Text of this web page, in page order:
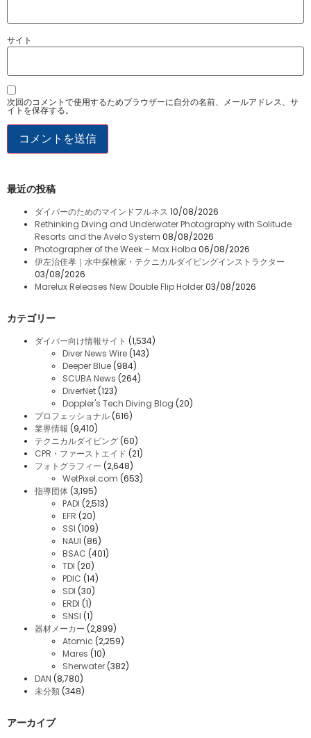
サイト
次回のコメントで使用するためブラウザーに自分の名前、メールアドレス、サ
イトを保存する。
最近の投稿
ダイバーのためのマインドフルネス 10/08/2026
Rethinking Diving and Underwater Photography with Solitude
Resorts and the Avelo System 08/08/2026
Photographer of the Week – Max Holba 06/08/2026
伊左治佳孝｜水中探検家・テクニカルダイビングインストラクター
03/08/2026
Marelux Releases New Double Flip Holder03/08/2026
カテゴリー
ダイバー向け情報サイト (1,534)
Diver News Wire (143)
Deeper Blue (984)
SCUBA News (264)
DiverNet (123)
Doppler's Tech Diving Blog (20)
プロフェッショナル (616)
業界情報 (9,410)
テクニカルダイビング (60)
CPR・ファーストエイド (21)
フォトグラフィー (2,648)
WetPixel.com (653)
指導団体 (3,195)
PADI (2,513)
EFR (20)
SSI (109)
NAUI (86)
BSAC (401)
TDI (20)
PDIC (14)
SDI (30)
ERDI (1)
SNSI (1)
器材メーカー (2,899)
Atomic (2,259)
Mares (10)
Sherwater (382)
DAN (8,780)
未分類 (348)
アーカイブ